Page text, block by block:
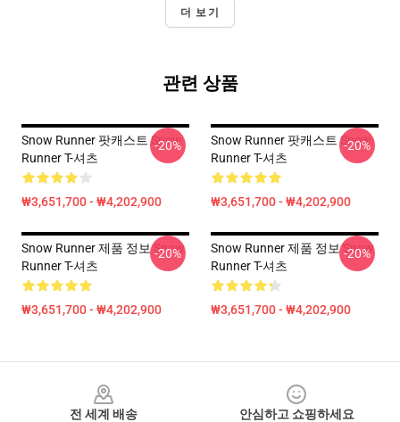
더 보기
관련 상품
Snow Runner 팟캐스트 Snow
Runner T-셔츠
₩3,651,700 - ₩4,202,900
-20%
Snow Runner 팟캐스트 Snow
Runner T-셔츠
₩3,651,700 - ₩4,202,900
-20%
Snow Runner 제품 정보 Snow
Runner T-셔츠
₩3,651,700 - ₩4,202,900
-20%
Snow Runner 제품 정보 Snow
Runner T-셔츠
₩3,651,700 - ₩4,202,900
-20%
전 세계 배송
안심하고 쇼핑하세요